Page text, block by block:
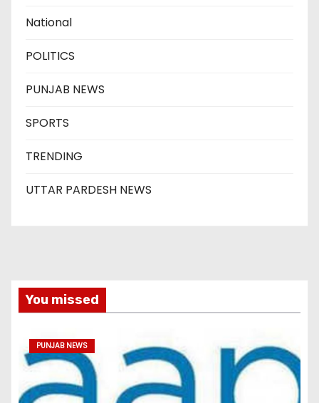
National
POLITICS
PUNJAB NEWS
SPORTS
TRENDING
UTTAR PARDESH NEWS
You missed
PUNJAB NEWS